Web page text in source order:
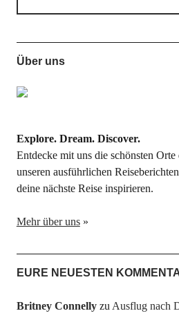
Über uns
Explore. Dream. Discover.
Entdecke mit uns die schönsten
unseren ausführlichen
deine nächste Reise inspirieren.
Mehr über uns»
EURE NEUESTEN
Britney Connellyzu Ausflug nach